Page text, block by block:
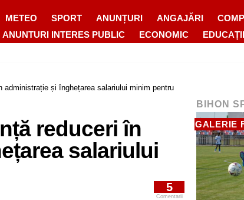
METEO SPORT ANUNȚURI ANGAJĂRI
ANUNTURI INTERES PUBLIC ECONOMIC
administrație și înghețarea salariului minim pentru
reduceri în
salariului
5
Comentarii
BIHON
GALERIE